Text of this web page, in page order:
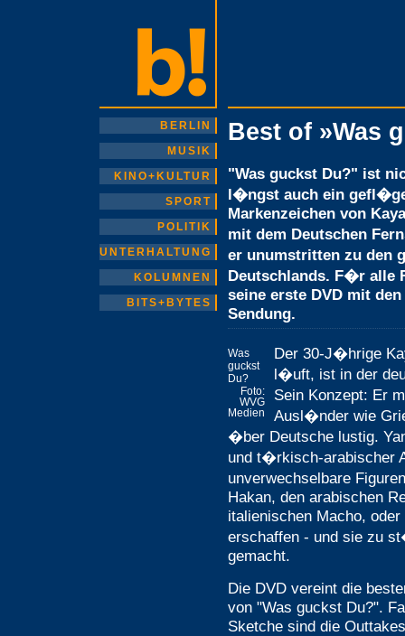
BERLIN
MUSIK
KINO+KULTUR
SPORT
POLITIK
UNTERHALTUNG
KOLUMNEN
BITS+BYTES
Best of »Was
"Was guckst Du?" ist
l�ngst auch ein
Markenzeichen von
mit dem Deutschen
er unumstritten zu den
Deutschlands. F�r alle
seine erste DVD mit
Sendung.
Was
guckst
Du?
Foto:
WVG
Medien
Der 30-J�hrige
l�uft, ist in der
Sein Konzept: Er
Ausl�nder wie
�ber Deutsche lustig.
und t�rkisch-arabischer
unverwechselbare
Hakan, den arabischen
italienischen Macho,
erschaffen - und sie zu
gemacht.
Die DVD vereint die
von "Was guckst Du?".
Sketche sind die